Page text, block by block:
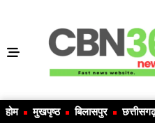
होम मुखपृष्ठ बिलासपुर